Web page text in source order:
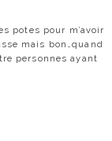
potes pour m’avoir
mais bon…quand
personnes ayant